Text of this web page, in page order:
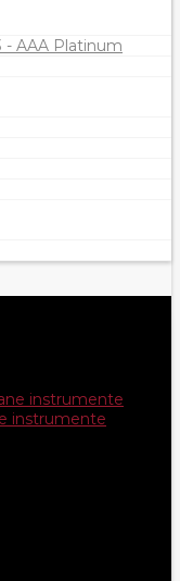
- AAA Platinum
instrumente